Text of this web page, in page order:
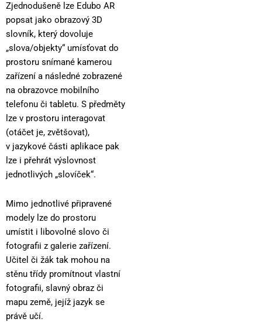
Zjednodušeně lze Edubo AR
popsat jako obrazový 3D
slovník, který dovoluje
„slova/objekty“ umísťovat do
prostoru snímané kamerou
zařízení a následné zobrazené
na obrazovce mobilního
telefonu či tabletu. S předměty
lze v prostoru interagovat
(otáčet je, zvětšovat),
v jazykové části aplikace pak
lze i přehrát výslovnost
jednotlivých „slovíček“.
Mimo jednotlivé připravené
modely lze do prostoru
umístit i libovolné slovo či
fotografii z galerie zařízení.
Učitel či žák tak mohou na
stěnu třídy promítnout vlastní
fotografii, slavný obraz či
mapu země, jejíž jazyk se
právě učí.